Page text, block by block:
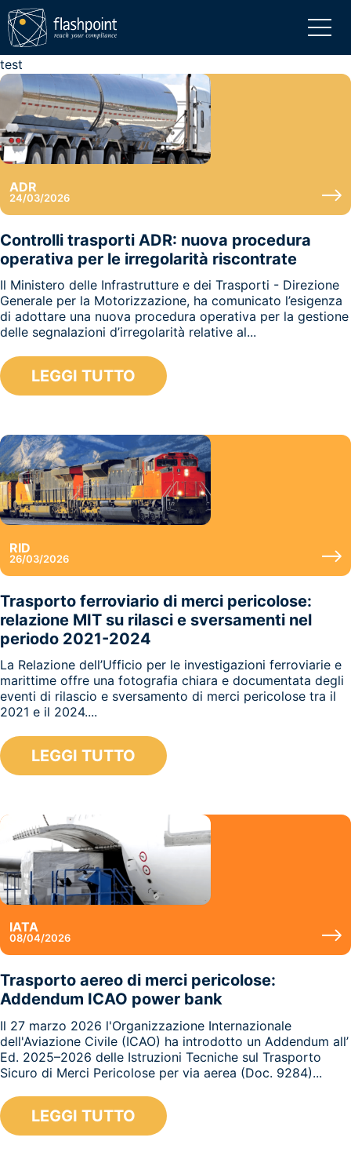
test
ADR
24/03/2026
Controlli trasporti ADR: nuova procedura
operativa per le irregolarità riscontrate
Il Ministero delle Infrastrutture e dei Trasporti - Direzione
Generale per la Motorizzazione, ha comunicato l’esigenza
di adottare una nuova procedura operativa per la gestione
delle segnalazioni d’irregolarità relative al...
LEGGI TUTTO
RID
26/03/2026
Trasporto ferroviario di merci pericolose:
relazione MIT su rilasci e sversamenti nel
periodo 2021-2024
La Relazione dell’Ufficio per le investigazioni ferroviarie e
marittime offre una fotografia chiara e documentata degli
eventi di rilascio e sversamento di merci pericolose tra il
2021 e il 2024....
LEGGI TUTTO
IATA
08/04/2026
Trasporto aereo di merci pericolose:
Addendum ICAO power bank
Il 27 marzo 2026 l'Organizzazione Internazionale
dell'Aviazione Civile (ICAO) ha introdotto un Addendum all’
Ed. 2025–2026 delle Istruzioni Tecniche sul Trasporto
Sicuro di Merci Pericolose per via aerea (Doc. 9284)...
LEGGI TUTTO